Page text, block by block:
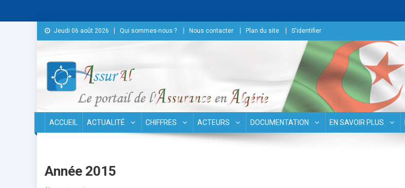
Skip to content
Jeudi 06 août 2026 Qui sommes-nous ? Nous contacter Plan du site S'identifier
Conseil National des Assurances
ACCUEIL ACTUALITÉ CHIFFRES ACTEURS DOCUMENTATION EN SAVOIR PLUS
Année 2015